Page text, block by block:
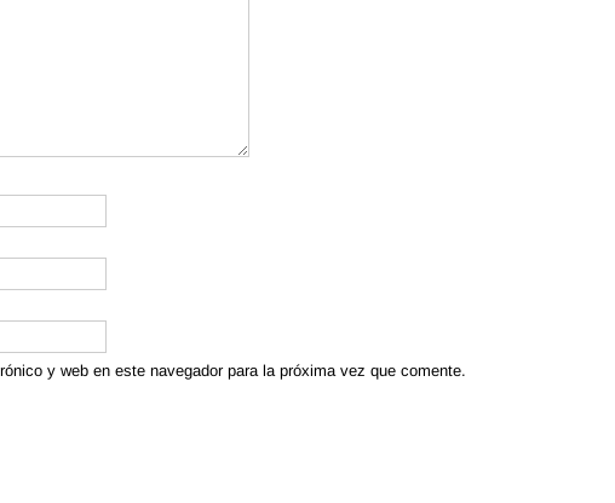
y web en este navegador para la próxima vez que comente.